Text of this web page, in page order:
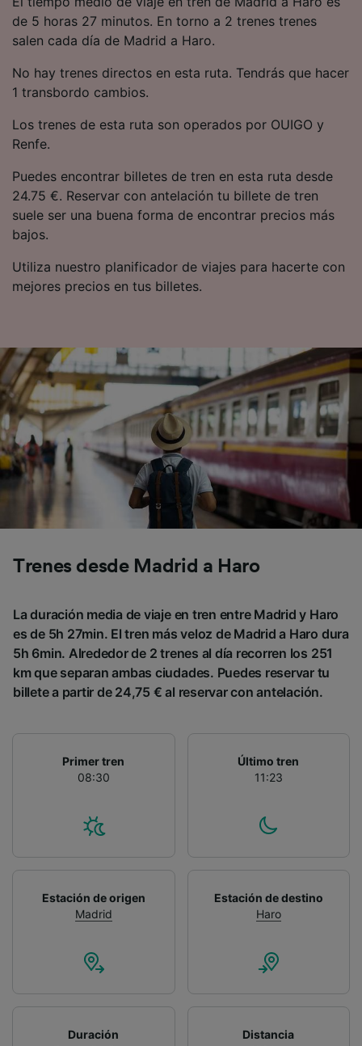
de 5 horas 27 minutos. En torno a 2 trenes trenes
salen cada día de Madrid a Haro.
No hay trenes directos en esta ruta. Tendrás que hacer
1 transbordo cambios.
Los trenes de esta ruta son operados por OUIGO y
Renfe.
Puedes encontrar billetes de tren en esta ruta desde
24.75 €. Reservar con antelación tu billete de tren
suele ser una buena forma de encontrar precios más
bajos.
Utiliza nuestro planificador de viajes para hacerte con
mejores precios en tus billetes.
Trenes desde Madrid a Haro
La duración media de viaje en tren entre Madrid y Haro
es de 5h 27min. El tren más veloz de Madrid a Haro dura
5h 6min. Alrededor de 2 trenes al día recorren los 251
km que separan ambas ciudades. Puedes reservar tu
billete a partir de 24,75 € al reservar con antelación.
Primer tren
08:30
Último tren
11:23
Estación de origen
Madrid
Estación de destino
Haro
Duración
Distancia
precisa. Analizar activamente las
características del dispositivo para su
identificación. Almacenar la información en un
contenido personalizados, medición de
publicidad y contenido, investigación de
Lista de asociados (proveedores)